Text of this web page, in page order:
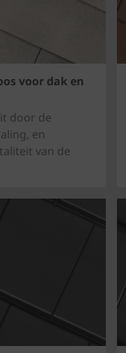
voor dak en
door de
en
van de